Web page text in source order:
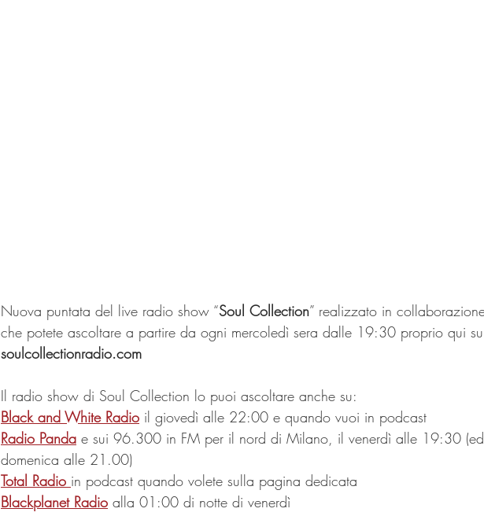
Nuova puntata del live radio show “Soul Collection” realizzato in
che potete ascoltare a partire da ogni mercoledì sera dalle 19:30 proprio qui su
soulcollectionradio.com
Il radio show di Soul Collection lo puoi ascoltare anche su:
Black and White Radio il giovedì alle 22:00 e quando vuoi in podcast
Radio Panda e sui 96.300 in FM per il nord di Milano, il venerdì alle 19:30
domenica alle 21.00)
Total Radio in podcast quando volete sulla pagina dedicata
Blackplanet Radio alla 01:00 di notte di venerdì